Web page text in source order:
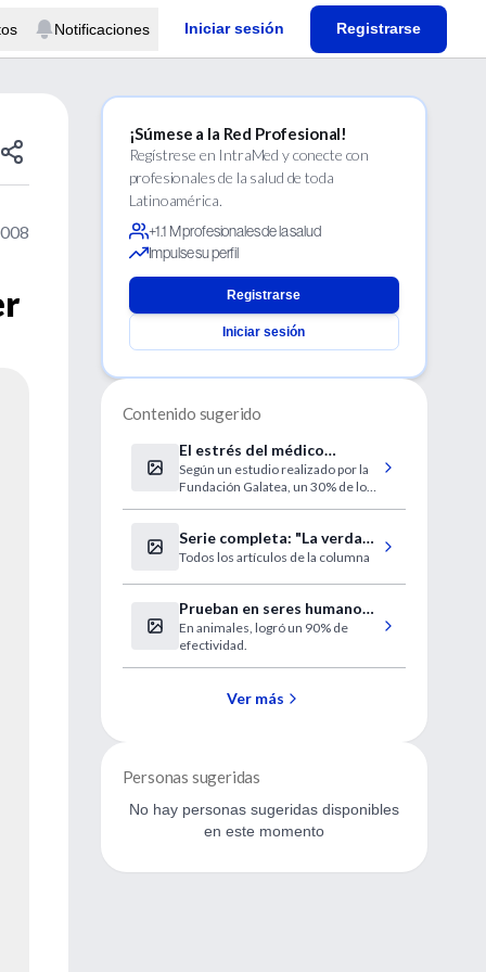
Notificaciones Iniciar sesión Registrarse
¡Súmese a la Red Profesional!
Regístrese en IntraMed y conecte con
profesionales de la salud de toda
Latinoamérica.
+1.1 M profesionales de la salud
Impulse su perfil
Registrarse
Iniciar sesión
Contenido sugerido
El estrés del médico
residente puede afectar a
su formación
Según un estudio realizado por la
Fundación Galatea, un 30% de los
Serie completa: "La verdad
y otras mentiras"
Todos los artículos de la columna
Prueban en seres humanos
una nueva terapia para el
cáncer
En animales, logró un 90% de
efectividad.
Ver más
Personas sugeridas
No hay personas sugeridas disponibles
en este momento